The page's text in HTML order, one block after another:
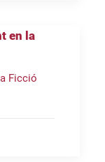
en la
Ficció